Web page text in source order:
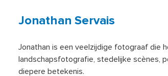
Jonathan Servais
Jonathan is een veelzijdige fotograaf die
landschapsfotografie, stedelijke scènes,
diepere betekenis.